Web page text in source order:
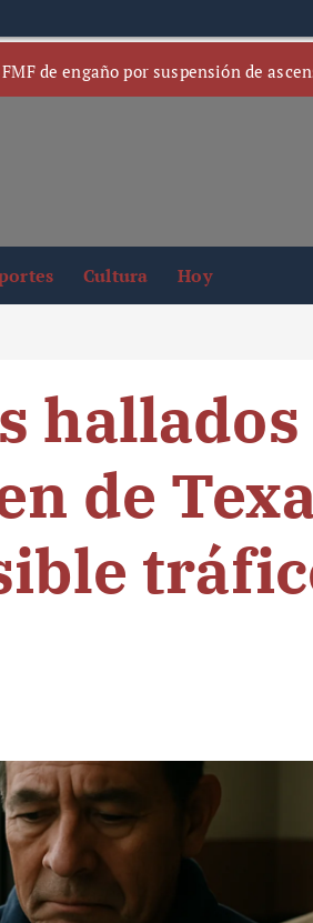
de engaño por suspensión de
Cultura Hoy
hallados
de